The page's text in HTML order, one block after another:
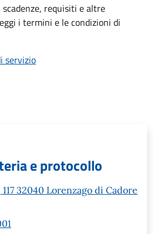
requisiti e altre
i termini e le condizioni di
servizio
e protocollo
117 32040 Lorenzago di Cadore